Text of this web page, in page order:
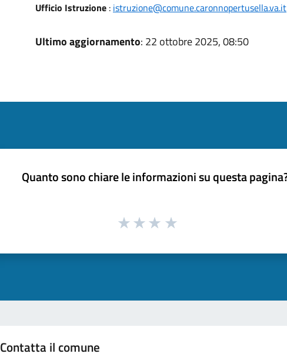
Ufficio Istruzione: istruzione@comune.caronnopertusella.va.it
Ultimo aggiornamento: 22 ottobre 2025, 08:50
Quanto sono chiare le informazioni su questa
Contatta il comune